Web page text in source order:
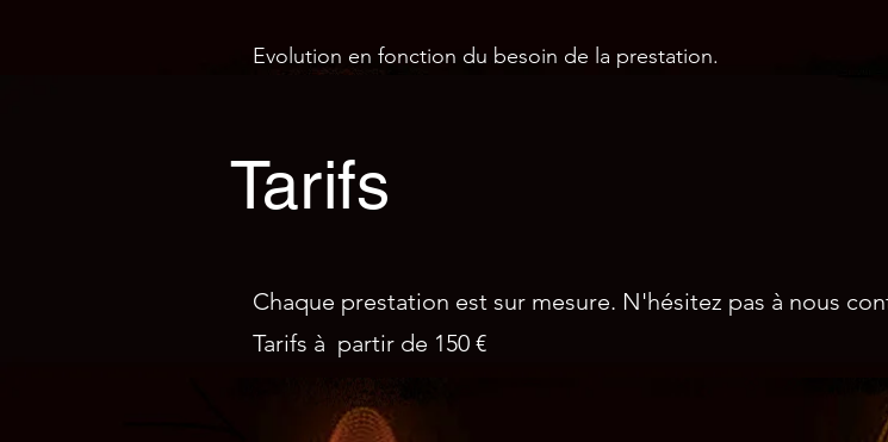
Evolution en fonction du besoin de la prestation.
Tarifs
Chaque prestation est sur mesure. N'hésitez pas à nous
Tarifs à partir de 150 €